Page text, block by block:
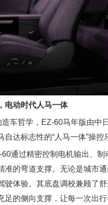
电动时代人马一体
造车哲学，EZ-60马年版由中
达标志性的“人马一体”操控
通过精密控制电机输出、制
准的弯道支撑。无论是城市
驶体验。其底盘调校兼顾了
的侧向支撑，让每一次出行